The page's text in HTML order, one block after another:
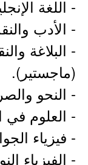
- اللغة
- الأدب
- البلاغة
(ماجستير).
- النحو
- العلوم في
- فيزياء
- الفيزياء